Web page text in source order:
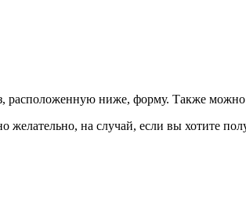
расположенную ниже, форму. Также
желательно, на случай, если вы хотите